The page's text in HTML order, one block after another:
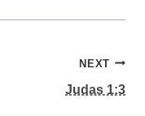
NEXT
Judas 1:3